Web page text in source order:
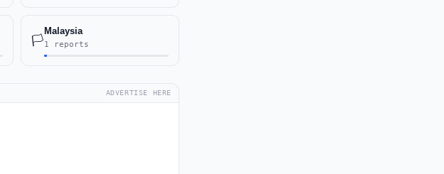
🏳️
Malaysia
1 reports
ADVERTISE HERE